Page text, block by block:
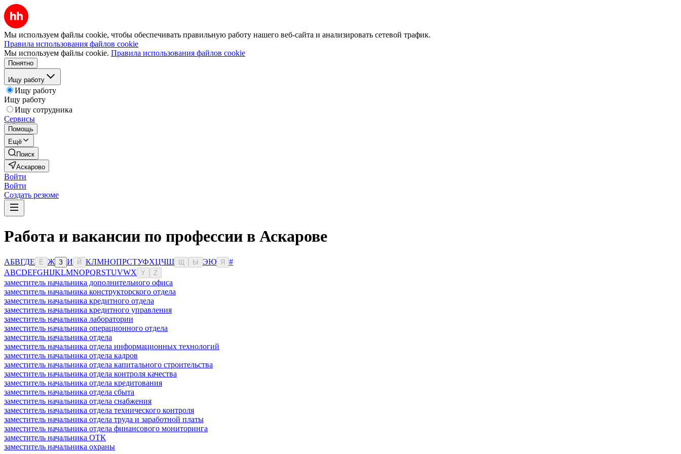
Мы используем файлы cookie, чтобы обеспечивать правильную работу нашего веб-сайта и анализировать сетевой трафик.
Правила использования файлов cookie
Мы используем файлы cookie. Правила использования файлов cookie
Понятно
Ищу работу
Ищу работу
Ищу работу
Ищу сотрудника
Сервисы
Помощь
Ещё
Поиск
Аскарово
Войти
Войти
Создать резюме
Работа и вакансии по профессии в Аскарове
АБВГДЕ Ё Ж З И Й КЛМНОПРСТУФХЦЧШ Ы ЭЮ Я
#
ABCDEFGHIJKLMNOPQRSTUVWX Y Z
заместитель начальника дополнительного офиса
заместитель начальника конструкторского отдела
заместитель начальника кредитного отдела
заместитель начальника кредитного управления
заместитель начальника лаборатории
заместитель начальника операционного отдела
заместитель начальника отдела
заместитель начальника отдела информационных технологий
заместитель начальника отдела кадров
заместитель начальника отдела капитального строительства
заместитель начальника отдела контроля качества
заместитель начальника отдела кредитования
заместитель начальника отдела сбыта
заместитель начальника отдела снабжения
заместитель начальника отдела технического контроля
заместитель начальника отдела труда и заработной платы
заместитель начальника отдела финансового мониторинга
заместитель начальника ОТК
заместитель начальника охраны